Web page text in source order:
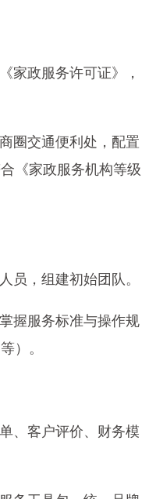
家政服务许可证》，
圈交通便利处，配置
《家政服务机构等级
员，组建初始团队。
握服务标准与操作规
）。
、客户评价、财务模